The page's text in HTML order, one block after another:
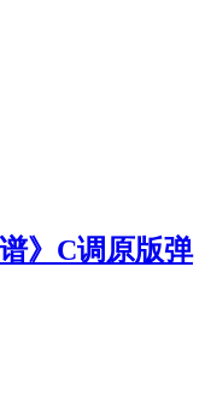
》C调原版弹